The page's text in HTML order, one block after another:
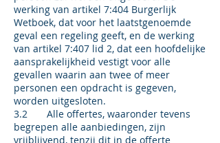
werking van artikel 7:404 Burgerlijk
Wetboek, dat voor het laatstgenoemde
geval een regeling geeft, en de werking
van artikel 7:407 lid 2, dat een hoofdelijke
aansprakelijkheid vestigt voor alle
gevallen waarin aan twee of meer
personen een opdracht is gegeven,
worden uitgesloten.
3.2 Alle offertes, waaronder tevens
begrepen alle aanbiedingen, zijn
vrijblijvend, tenzij dit in de offerte